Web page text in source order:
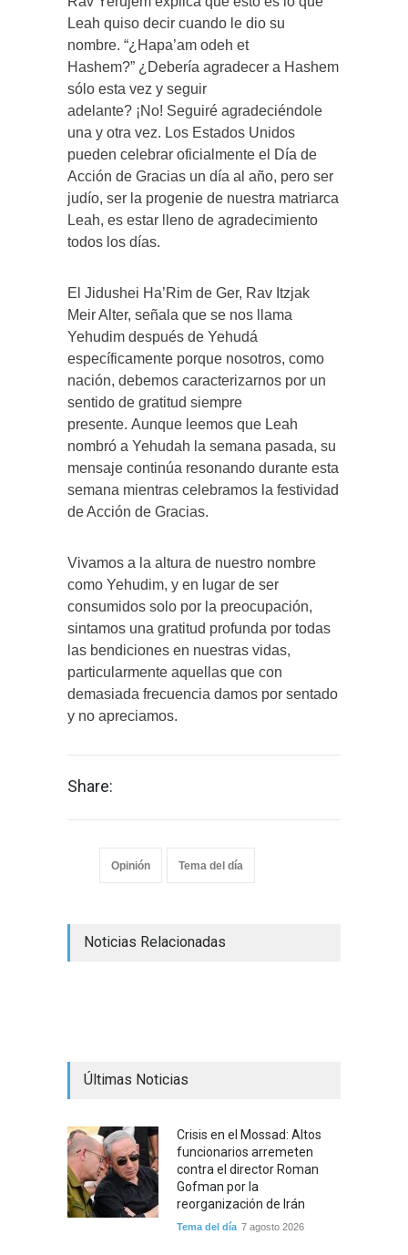
Leah quiso decir cuando le dio su
nombre. “¿Hapa’am odeh et
Hashem?” ¿Debería agradecer a Hashem
sólo esta vez y seguir
adelante? ¡No! Seguiré agradeciéndole
una y otra vez. Los Estados Unidos
pueden celebrar oficialmente el Día de
Acción de Gracias un día al año, pero ser
judío, ser la progenie de nuestra matriarca
Leah, es estar lleno de agradecimiento
todos los días.
El Jidushei Ha’Rim de Ger, Rav Itzjak
Meir Alter, señala que se nos llama
Yehudim después de Yehudá
específicamente porque nosotros, como
nación, debemos caracterizarnos por un
sentido de gratitud siempre
presente. Aunque leemos que Leah
nombró a Yehudah la semana pasada, su
mensaje continúa resonando durante esta
semana mientras celebramos la festividad
de Acción de Gracias.
Vivamos a la altura de nuestro nombre
como Yehudim, y en lugar de ser
consumidos solo por la preocupación,
sintamos una gratitud profunda por todas
las bendiciones en nuestras vidas,
particularmente aquellas que con
demasiada frecuencia damos por sentado
y no apreciamos.
Share:
Opinión Tema del día
Noticias Relacionadas
Últimas Noticias
Crisis en el Mossad: Altos
funcionarios arremeten
contra el director Roman
Gofman por la
reorganización de Irán
Tema del día 7 agosto 2026